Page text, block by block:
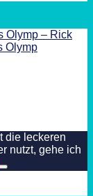
Olymp – Rick
die leckeren
nutzt, gehe ich